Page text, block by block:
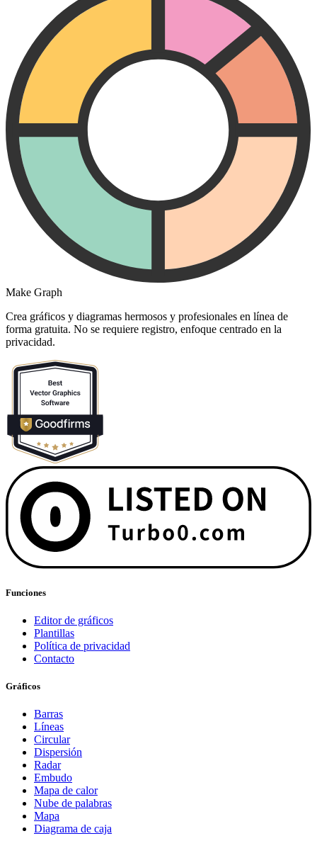
Make Graph
Crea gráficos y diagramas hermosos y profesionales en línea de
forma gratuita. No se requiere registro, enfoque centrado en la
privacidad.
Funciones
Editor de gráficos
Plantillas
Política de privacidad
Contacto
Gráficos
Barras
Líneas
Circular
Dispersión
Radar
Embudo
Mapa de calor
Nube de palabras
Mapa
Diagrama de caja